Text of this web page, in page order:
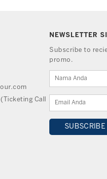
Call
NEWSLETTER
Subscribe to
promo.